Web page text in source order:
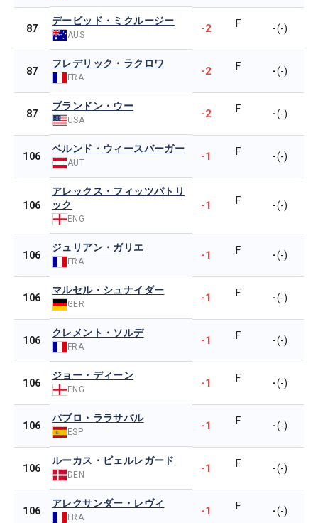
87
デービッド・ミクルージー
AUS -2 F -(-)
87
フレデリック・ラクロワ
FRA -2 F -(-)
87
ブランドン・ウー
USA -2 F -(-)
106
ベルンド・ウィースバーガー
AUT -1 F -(-)
106
アレックス・フィッツパトリ
ック
ENG
-1 F -(-)
106
ジュリアン・ガリエ
FRA -1 F -(-)
106
マルセル・シュナイダー
GER -1 F -(-)
106
クレメント・ソルデ
FRA -1 F -(-)
106
ジョー・ディーン
ENG -1 F -(-)
106
パブロ・ララサバル
ESP -1 F -(-)
106
ルーカス・ビェルレガード
DEN -1 F -(-)
106
アレクサンダー・レヴィ
FRA -1 F -(-)